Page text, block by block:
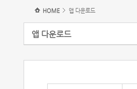
HOME 앱 다운로드
앱 다운로드